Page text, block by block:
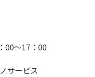
00～17：00
サービス